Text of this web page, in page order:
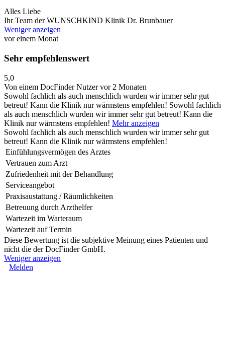
Alles Liebe
Ihr Team der WUNSCHKIND Klinik Dr. Brunbauer
Weniger anzeigen
vor einem Monat
Sehr empfehlenswert
5,0
Von einem DocFinder Nutzervor 2 Monaten
Sowohl fachlich als auch menschlich wurden wir immer sehr gut
betreut! Kann die Klinik nur wärmstens empfehlen! Sowohl fachlich
als auch menschlich wurden wir immer sehr gut betreut! Kann die
Klinik nur wärmstens empfehlen! Mehr anzeigen
Sowohl fachlich als auch menschlich wurden wir immer sehr gut
betreut! Kann die Klinik nur wärmstens empfehlen!
Einfühlungsvermögen des Arztes
Vertrauen zum Arzt
Zufriedenheit mit der Behandlung
Serviceangebot
Praxisaustattung / Räumlichkeiten
Betreuung durch Arzthelfer
Wartezeit im Warteraum
Wartezeit auf Termin
Diese Bewertung ist die subjektive Meinung eines Patienten und
nicht die der DocFinder GmbH.
Weniger anzeigen
Melden